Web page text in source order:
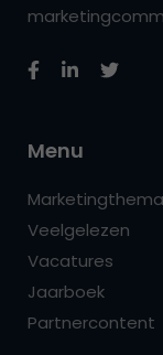
Menu
Veelgelezen
Vacatures
Jaarboek
Partnercontent